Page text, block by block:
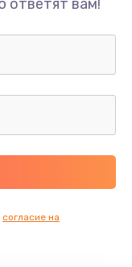
ответят вам!
согласие на